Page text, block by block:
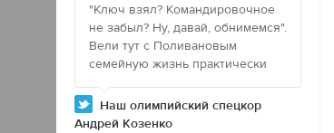
"Ключ взял? Командировочное
не забыл? Ну, давай, обнимемся".
Вели тут с Поливановым
семейную жизнь практически
Наш олимпийский спецкор
Андрей Козенко